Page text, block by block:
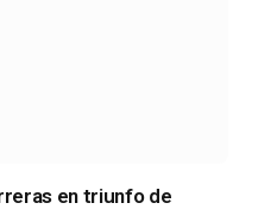
en triunfo de